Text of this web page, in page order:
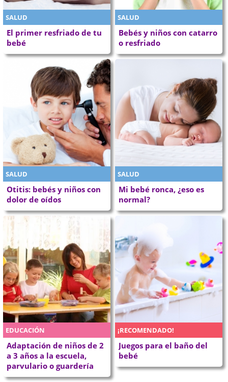
SALUD
El primer resfriado de tu
bebé
SALUD
Bebés y niños con catarro
o resfriado
SALUD
Otitis: bebés y niños con
dolor de oídos
SALUD
Mi bebé ronca, ¿eso es
normal?
EDUCACIÓN
Adaptación de niños de 2
a 3 años a la escuela,
parvulario o guardería
¡RECOMENDADO!
Juegos para el baño del
bebé